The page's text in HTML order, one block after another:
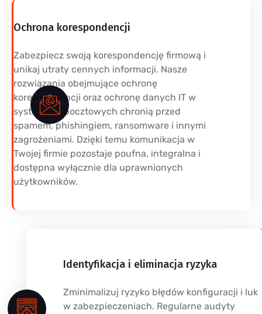
Ochrona korespondencji
Zabezpiecz swoją korespondencję firmową i
unikaj utraty cennych informacji. Nasze
rozwiązania obejmujące ochronę
korespondencji oraz ochronę danych IT w
systemach pocztowych chronią przed
spamem, phishingiem, ransomware i innymi
zagrożeniami. Dzięki temu komunikacja w
Twojej firmie pozostaje poufna, integralna i
dostępna wyłącznie dla uprawnionych
użytkowników.
Identyfikacja i eliminacja ryzyka
Zminimalizuj ryzyko błędów konfiguracji i luk
w zabezpieczeniach. Regularne audyty